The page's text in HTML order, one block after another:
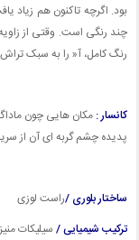
بود. اگرچه تاکنون هم زیاد
چند رنگی است. وقتی از
رنگ کامل، آ« را به سبک
کانسار : مکان هایی چون
پدیده چشم گربه ای آن از
ساختار بلوری /راست لوزی
ترکیب شیمیایی / سیلیکات